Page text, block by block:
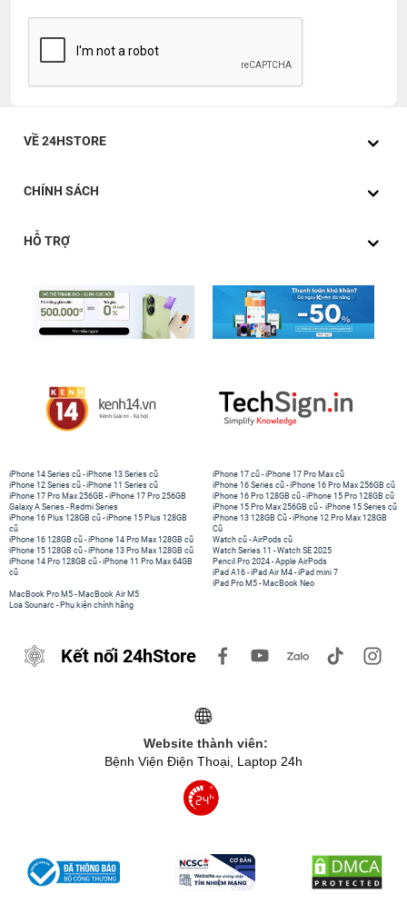
VỀ 24HSTORE
CHÍNH SÁCH
HỖ TRỢ
iPhone 14 Series cũ -iPhone 13 Series cũ
iPhone 12 Series cũ -iPhone 11 Series cũ
iPhone 17 Pro Max 256GB -iPhone 17 Pro 256GB
Galaxy A Series - Redmi Series
iPhone 17 cũ -iPhone 17 Pro Max cũ
iPhone 16 Series cũ - iPhone 16 Pro Max 256GB cũ
iPhone 16 Pro 128GB cũ -iPhone 15 Pro 128GB cũ
iPhone 15 Pro Max 256GB cũ - iPhone 15 Series cũ
iPhone 16 Plus 128GB cũ -iPhone 15 Plus 128GB
cũ
iPhone 16 128GB cũ -iPhone 14 Pro Max 128GB cũ
iPhone 15 128GB cũ -iPhone 13 Pro Max 128GB cũ
iPhone 14 Pro 128GB cũ -iPhone 11 Pro Max 64GB
cũ
iPhone 13 128GB Cũ -iPhone 12 Pro Max 128GB
Cũ
Watch cũ -AirPods cũ
Watch Series 11 -Watch SE 2025
Pencil Pro 2024 -Apple AirPods
iPad A16 -iPad Air M4 -iPad mini 7
iPad Pro M5 - MacBook Neo
MacBook Pro M5 - MacBook Air M5
Loa Sounarc - Phụ kiện chính hãng
Kết nối 24hStore
Website thành viên:
Bệnh Viện Điện Thoại, Laptop 24h